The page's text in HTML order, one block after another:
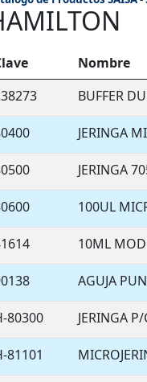
Nombre
BUFFER
JERINGA
JERINGA
100UL
10ML
AGUJA
80300 JERINGA
81101